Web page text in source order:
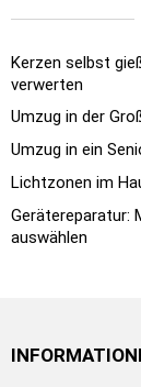
Kerzen selbst
verwerten
Umzug in der
Umzug in ein
Lichtzonen im
Gerätereparatur:
auswählen